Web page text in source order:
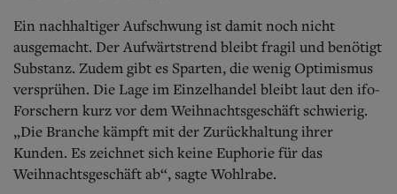
Ein nachhaltiger Aufschwung ist damit noch nicht
ausgemacht. Der Aufwärtstrend bleibt fragil und benötigt
Substanz. Zudem gibt es Sparten, die wenig Optimismus
versprühen. Die Lage im Einzelhandel bleibt laut den ifo-
Forschern kurz vor dem Weihnachtsgeschäft schwierig.
„Die Branche kämpft mit der Zurückhaltung ihrer
Kunden. Es zeichnet sich keine Euphorie für das
Weihnachtsgeschäft ab“, sagte Wohlrabe.